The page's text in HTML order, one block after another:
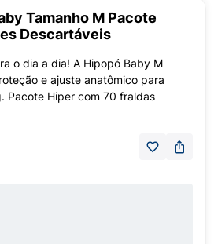
Tamanho M Pacote
Descartáveis
o dia a dia! A Hipopó Baby M
e ajuste anatômico para
Pacote Hiper com 70 fraldas